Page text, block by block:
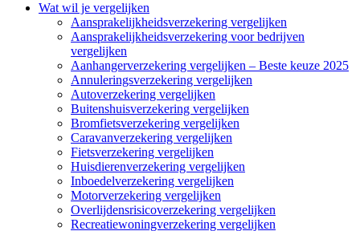
Wat wil je vergelijken
Aansprakelijkheidsverzekering vergelijken
Aansprakelijkheidsverzekering voor bedrijven
vergelijken
Aanhangerverzekering vergelijken – Beste keuze 2025
Annuleringsverzekering vergelijken
Autoverzekering vergelijken
Buitenshuisverzekering vergelijken
Bromfietsverzekering vergelijken
Caravanverzekering vergelijken
Fietsverzekering vergelijken
Huisdierenverzekering vergelijken
Inboedelverzekering vergelijken
Motorverzekering vergelijken
Overlijdensrisicoverzekering vergelijken
Recreatiewoningverzekering vergelijken